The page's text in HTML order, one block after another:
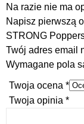
Na razie nie ma
Napisz pierwszą
STRONG
Twój adres email
Wymagane pola
Twoja ocena *
Twoja opinia *